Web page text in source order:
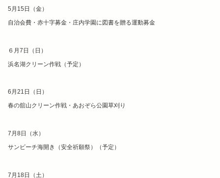
5月15日（金）
自治会費・赤十字募金・庄内学園に図書を贈る運動募金
６月7日（日）
浜名湖クリーン作戦（予定）
6月21日（日）
春の舘山クリーン作戦・あおぞら公園草刈り
7月8日（水）
サンビーチ海開き（安全祈願祭）（予定）
7月18日（土）